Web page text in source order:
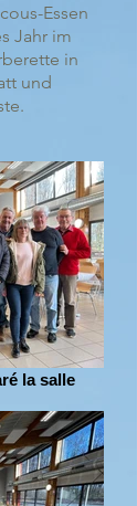
Essen
Jahr im
in
und
la salle